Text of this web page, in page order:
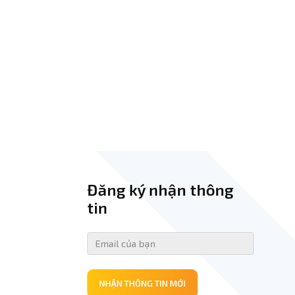
Đăng ký nhận thông
tin
NHẬN THÔNG TIN MỚI